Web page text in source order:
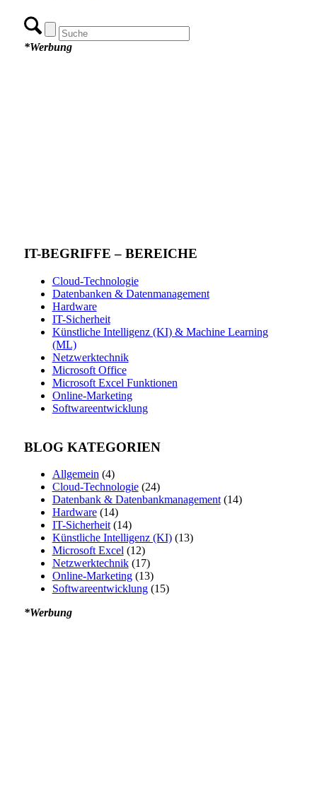
*Werbung
IT-BEGRIFFE – BEREICHE
Cloud-Technologie
Datenbanken & Datenmanagement
Hardware
IT-Sicherheit
Künstliche Intelligenz (KI) & Machine Learning
(ML)
Netzwerktechnik
Microsoft Office
Microsoft Excel Funktionen
Online-Marketing
Softwareentwicklung
BLOG KATEGORIEN
Allgemein(4)
Cloud-Technologie(24)
Datenbank & Datenbankmanagement(14)
Hardware(14)
IT-Sicherheit(14)
Künstliche Intelligenz (KI)(13)
Microsoft Excel(12)
Netzwerktechnik(17)
Online-Marketing(13)
Softwareentwicklung(15)
*Werbung